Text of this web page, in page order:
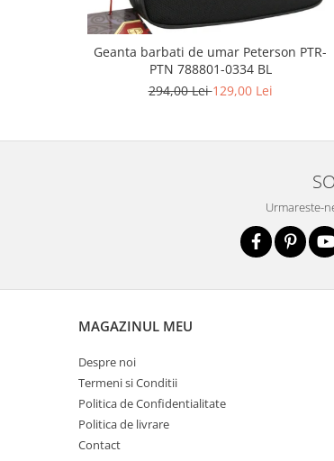
Geanta barbati de umar Peterson PTR-
PTN 788801-0334 BL
294,00 Lei129,00 Lei
Urmareste-
MAGAZINUL MEU
Despre noi
Termeni si Conditii
Politica de Confidentialitate
Politica de livrare
Contact